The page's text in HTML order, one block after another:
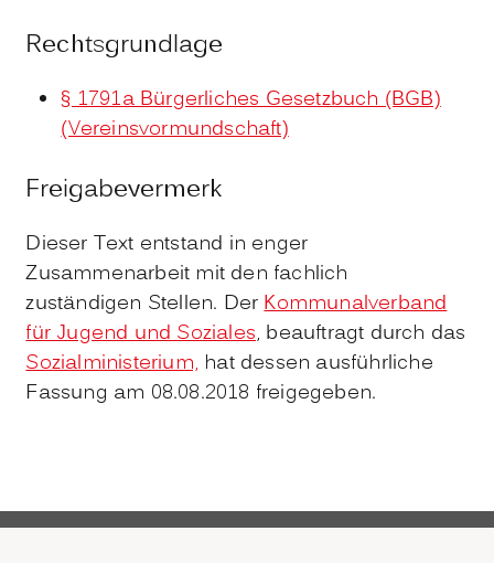
Rechtsgrundlage
§ 1791a Bürgerliches Gesetzbuch (BGB)
(Vereinsvormundschaft)
Freigabevermerk
Dieser Text entstand in enger
Zusammenarbeit mit den fachlich
zuständigen Stellen. DerKommunalverband
für Jugend und Soziales, beauftragt durch das
Sozialministerium, hat dessen ausführliche
Fassung am 08.08.2018 freigegeben.